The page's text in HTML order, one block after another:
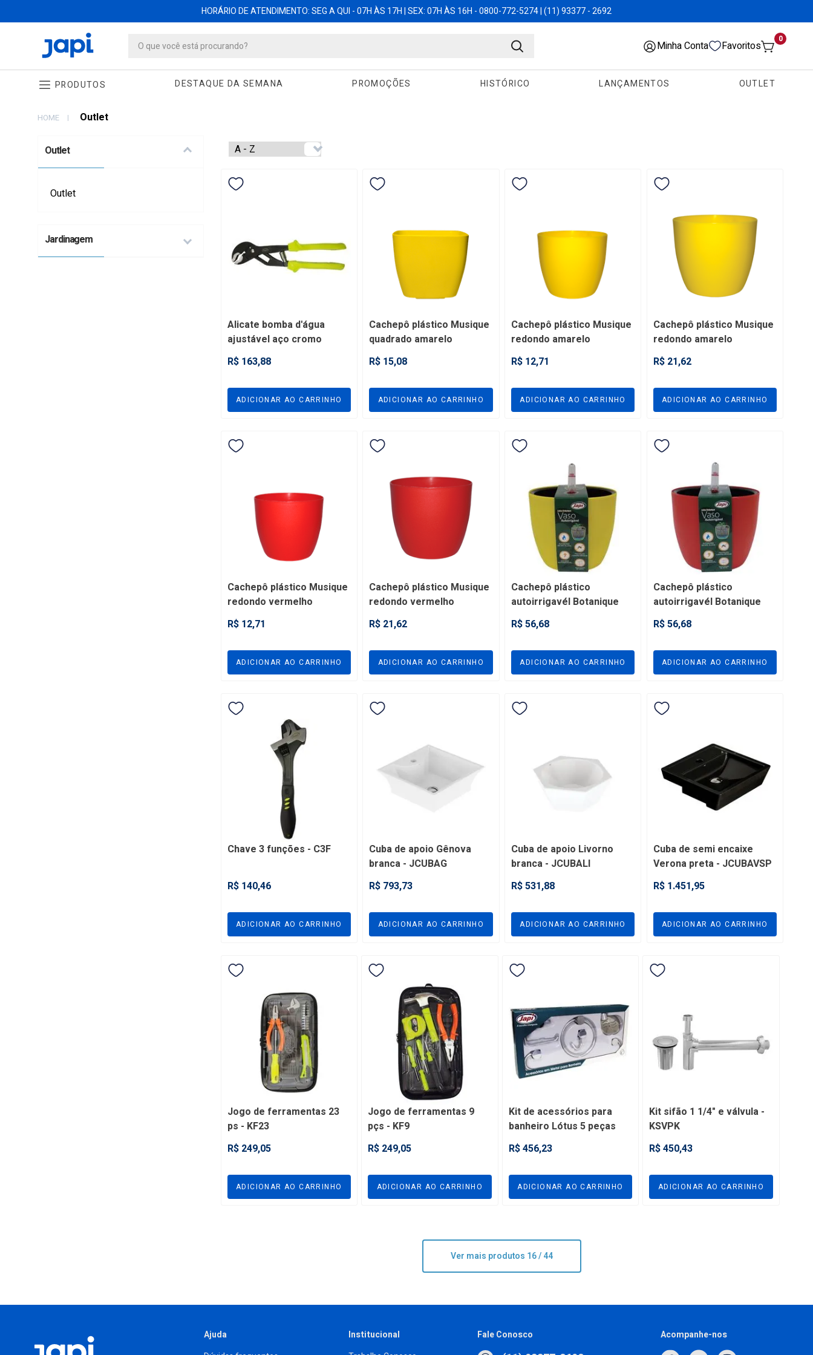
HORÁRIO DE ATENDIMENTO: SEG A QUI - 07H ÀS 17H | SEX: 07H ÀS 16H - 0800-772-5274 | (11) 93377 - 2692
Minha Conta Favoritos
0
PRODUTOS DESTAQUE DA SEMANA PROMOÇÕES HISTÓRICO LANÇAMENTOS OUTLET
HOME Outlet
Outlet
Outlet
Jardinagem
Produtos encontrados:
Vaso Latte 32 Preto
Ardósia - JVLAPA32
CADASTRE-SE E
APROVEITE ESSA OFERTA
R$ 162,20
de
Escolha as variações
Alicate bomba d'água
ajustável aço cromo
vanádio de 10" - ALBA
R$ 163,88
ADICIONAR AO CARRINHO
Cachepô plástico Musique
quadrado amarelo
compatível com pote nº 11
- VPMQY11
R$ 15,08
ADICIONAR AO CARRINHO
Cachepô plástico Musique
redondo amarelo
compatível com pote nº 11
- VPMRY11
R$ 12,71
ADICIONAR AO CARRINHO
Cachepô plástico Musique
redondo amarelo
compatível com pote nº 15
- VPMRY15
R$ 21,62
ADICIONAR AO CARRINHO
Cachepô plástico Musique
redondo vermelho
compatível com pote nº 11
- VPMRR11
R$ 12,71
ADICIONAR AO CARRINHO
Cachepô plástico Musique
redondo vermelho
compatível com pote nº 15
- VPMRR15
R$ 21,62
ADICIONAR AO CARRINHO
Cachepô plástico
autoirrigavél Botanique
amarelo compatível com
pote nº 15 - VPBRY15
R$ 56,68
ADICIONAR AO CARRINHO
Cachepô plástico
autoirrigavél Botanique
vermelho compatível com
pote nº 15 - VPBRR15
R$ 56,68
ADICIONAR AO CARRINHO
Chave 3 funções - C3F
R$ 140,46
ADICIONAR AO CARRINHO
Cuba de apoio Gênova
branca - JCUBAG
R$ 793,73
ADICIONAR AO CARRINHO
Cuba de apoio Livorno
branca - JCUBALI
R$ 531,88
ADICIONAR AO CARRINHO
Cuba de semi encaixe
Verona preta - JCUBAVSP
R$ 1.451,95
ADICIONAR AO CARRINHO
Jogo de ferramentas 23
ps - KF23
R$ 249,05
ADICIONAR AO CARRINHO
Jogo de ferramentas 9
pçs - KF9
R$ 249,05
ADICIONAR AO CARRINHO
Kit de acessórios para
banheiro Lótus 5 peças
redondo cromado - JKLR
R$ 456,23
ADICIONAR AO CARRINHO
Kit sifão 1 1/4" e válvula -
KSVPK
R$ 450,43
ADICIONAR AO CARRINHO
Ver mais produtos 16 / 44
Ajuda
Institucional
Fale Conosco Acompanhe-nos